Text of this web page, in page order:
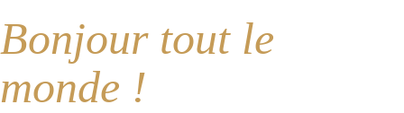
Bonjour tout le
monde !